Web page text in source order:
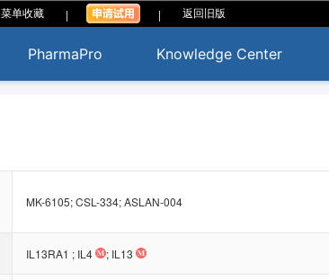
菜单收藏 | | 返回旧版
PharmaPro Knowledge Center
MK-6105; CSL-334; ASLAN-004
IL13RA1 ; IL4 ; IL13